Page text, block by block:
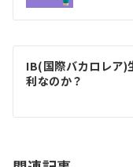
ナ
ビ
ゲ
ー
シ
IB(国際バカロレア)
利なのか？